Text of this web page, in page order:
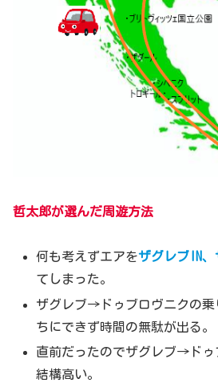
哲太郎が選んだ周遊方法
何も考えずエアをザグレブIN、
てしまった。
ザグレブ→ドゥブロヴニクの乗
ちにできず時間の無駄が出る。
直前だったのでザグレブ→ドゥ
結構高い。